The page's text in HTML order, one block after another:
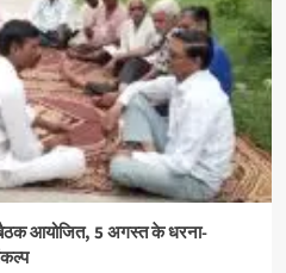
आयोजित, 5 अगस्त के धरना-